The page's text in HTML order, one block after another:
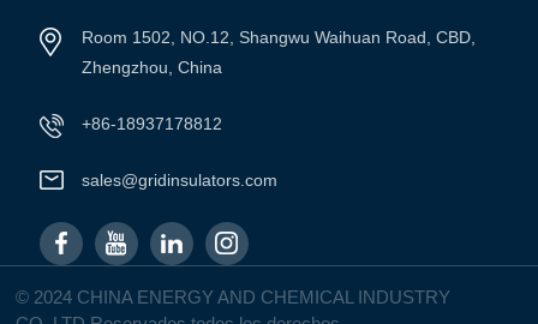
Room 1502, NO.12, Shangwu Waihuan Road, CBD,
Zhengzhou, China
+86-18937178812
sales@gridinsulators.com
© 2024 CHINA ENERGY AND CHEMICAL INDUSTRY